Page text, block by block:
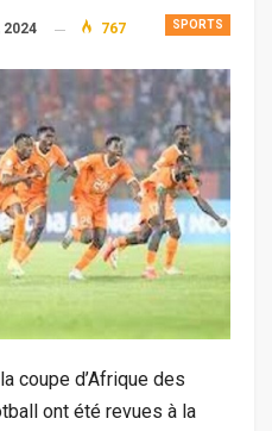
SPORTS
2024 767
coupe d’Afrique des
ont été revues à la